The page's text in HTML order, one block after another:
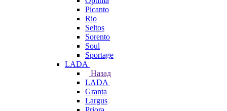
Picanto
Rio
Seltos
Sorento
Soul
Sportage
LADA
Назад
LADA
Granta
Largus